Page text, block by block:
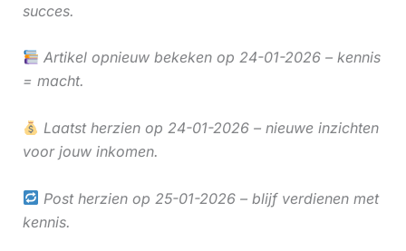
succes.
Artikel opnieuw bekeken op 24-01-2026 – kennis
= macht.
Laatst herzien op 24-01-2026 – nieuwe inzichten
voor jouw inkomen.
Post herzien op 25-01-2026 – blijf verdienen met
kennis.